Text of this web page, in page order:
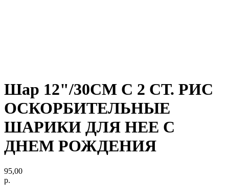
Шар 12"/30СМ С 2 СТ. РИС
ОСКОРБИТЕЛЬНЫЕ
ШАРИКИ ДЛЯ НЕЕ С
ДНЕМ РОЖДЕНИЯ
95,00
р.